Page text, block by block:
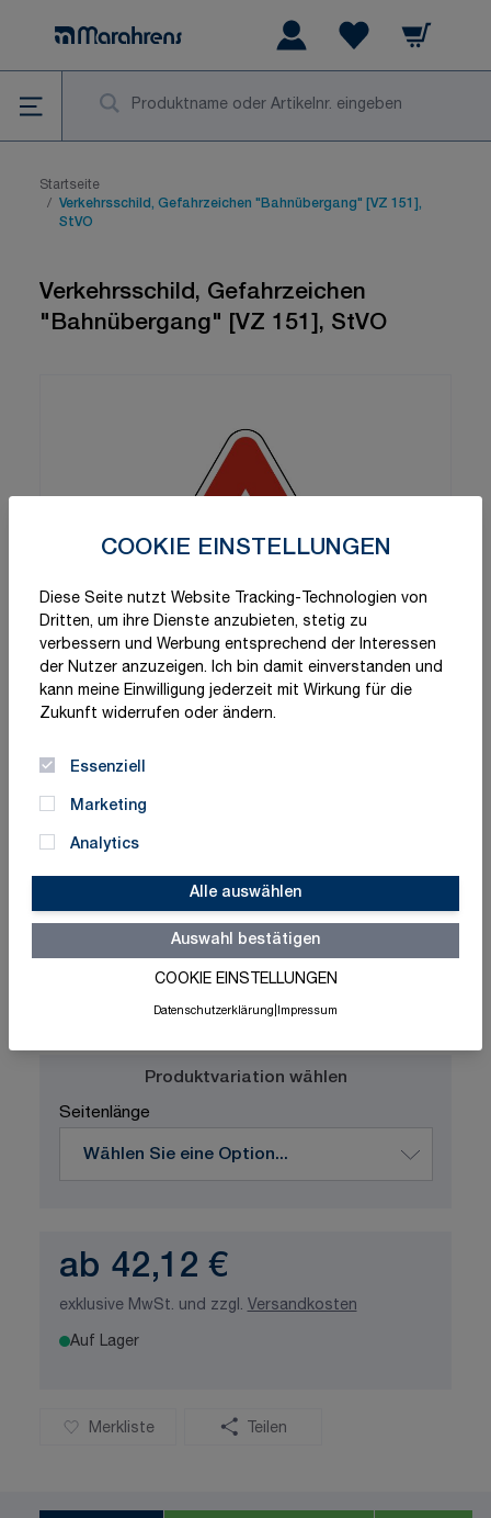
COOKIE EINSTELLUNGEN
Diese Seite nutzt Website Tracking-Technologien von
Dritten, um ihre Dienste anzubieten, stetig zu
verbessern und Werbung entsprechend der Interessen
der Nutzer anzuzeigen. Ich bin damit einverstanden und
kann meine Einwilligung jederzeit mit Wirkung für die
Zukunft widerrufen oder ändern.
Essenziell
Marketing
Analytics
Alle auswählen
Auswahl bestätigen
COOKIE EINSTELLUNGEN
Datenschutzerklärung Impressum
Warenkorb
Startseite
/ Verkehrsschild, Gefahrzeichen "Bahnübergang" [VZ 151],
StVO
Verkehrsschild, Gefahrzeichen
"Bahnübergang" [VZ 151], StVO
Made in Germany
Produktvariation wählen
Seitenlänge
ab 42,12 €
exklusive MwSt. und zzgl. Versandkosten
Auf Lager
Merkliste Teilen